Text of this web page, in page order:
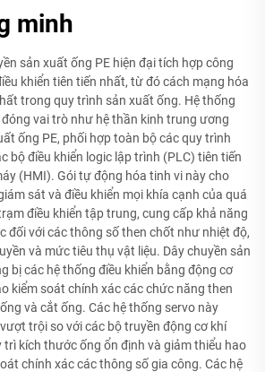
minh
sản xuất ống PE hiện đại tích hợp công
khiển tiên tiến nhất, từ đó cách mạng hóa
trong quy trình sản xuất ống. Hệ thống
vai trò như hệ thần kinh trung ương
ống PE, phối hợp toàn bộ các quy trình
bộ điều khiển logic lập trình (PLC) tiên tiến
(HMI). Gói tự động hóa tinh vi này cho
sát và điều khiển mọi khía cạnh của quá
điều khiển tập trung, cung cấp khả năng
đối với các thông số then chốt như nhiệt độ,
và mức tiêu thụ vật liệu. Dây chuyền sản
bị các hệ thống điều khiển bằng động cơ
kiểm soát chính xác các chức năng then
và cắt ống. Các hệ thống servo này
trội so với các bộ truyền động cơ khí
kích thước ống ổn định và giảm thiểu hao
chính xác các thông số gia công. Các hệ